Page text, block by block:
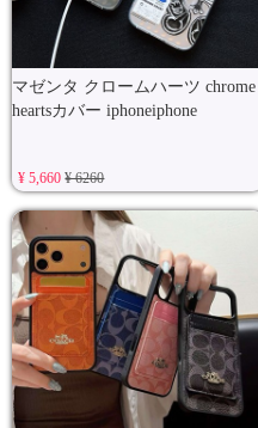
マゼンタ クロームハーツ chrome
heartsカバー iphoneiphone
¥ 5,660¥ 6260